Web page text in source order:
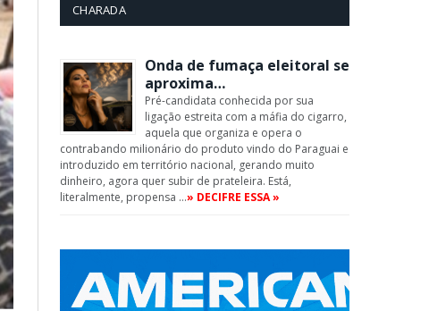
CHARADA
Onda de fumaça eleitoral se
aproxima…
Pré-candidata conhecida por sua
ligação estreita com a máfia do cigarro,
aquela que organiza e opera o
contrabando milionário do produto vindo do Paraguai e
introduzido em território nacional, gerando muito
dinheiro, agora quer subir de prateleira. Está,
literalmente, propensa …» DECIFRE ESSA »